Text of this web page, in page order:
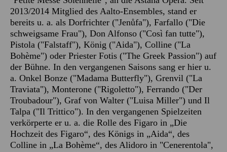
2013/2014 Mitglied des Aalto-Ensembles, stand er
bereits u. a. als Dorfrichter ("Jenůfa"), Farfallo ("Die
schweigsame Frau"), Don Alfonso ("Così fan tutte"),
Pistola ("Falstaff"), König ("Aida"), Colline ("La
Bohème") oder Priester Fotis ("The Greek Passion") auf
der Bühne. In den vergangenen Saisons sang er hier u.
a. Onkel Bonze ("Madama Butterfly"), Grenvil ("La
Traviata"), Monterone ("Rigoletto"), Ferrando ("Der
Troubadour"), Graf von Walter ("Luisa Miller") und Il
Talpa ("Il Trittico"). In den vergangenen Spielzeiten
verkörperte er u. a. die Rolle des Figaro in „Die
Hochzeit des Figaro“, des Königs in „Aida“, des
Colline in „La Bohème“, des Alidoro in "Cenerentola",